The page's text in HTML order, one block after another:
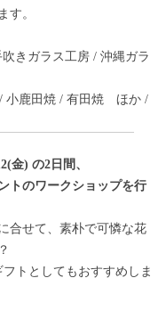
す。
きガラス工房 / 沖縄ガラ
小鹿田焼 / 有田焼 ほか /
金) の2日間、
トのワークショップを行
合せて、素朴で可憐な花
トとしてもおすすめしま